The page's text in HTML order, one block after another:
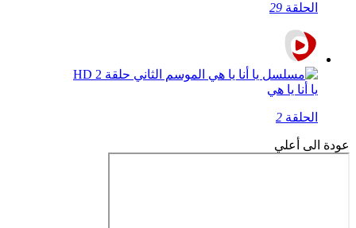
الحلقة 29
يا أنا يا هي
الحلقة 2
عودة الى أعلي